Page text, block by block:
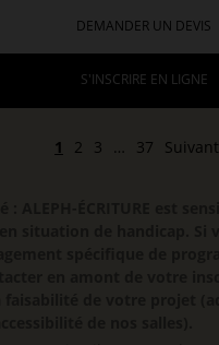
DEMANDER UN DEVIS
S'INSCRIRE EN LIGNE
1 2 3 … 37 Suivant